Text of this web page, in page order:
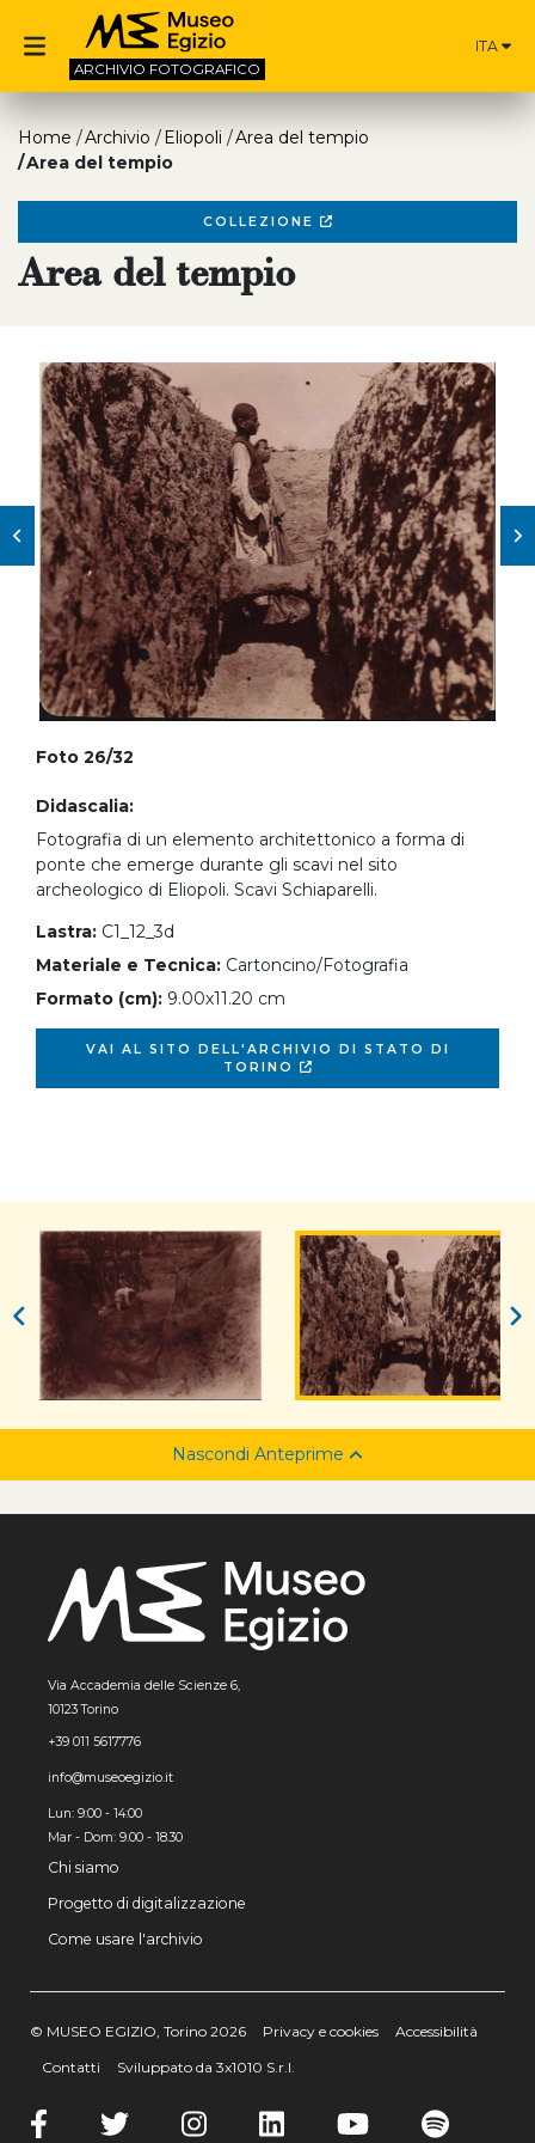
ARCHIVIO FOTOGRAFICO
ITA
Home Archivio Eliopoli
Area del tempio
Area del tempio
COLLEZIONE
Area del tempio
Foto 26/32
Didascalia:
Fotografia di un elemento architettonico a forma di
ponte che emerge durante gli scavi nel sito
archeologico di Eliopoli. Scavi Schiaparelli.
Lastra: C1_12_3d
Materiale e Tecnica: Cartoncino/Fotografia
Formato (cm): 9.00x11.20 cm
VAI AL SITO DELL'ARCHIVIO DI STATO DI
TORINO
Nascondi Anteprime
Via Accademia delle Scienze 6,
10123 Torino
+39 011 5617776
info@museoegizio.it
Lun: 9:00 - 14:00
Mar - Dom: 9.00 - 18.30
Chi siamo
Progetto di digitalizzazione
Come usare l'archivio
© MUSEO EGIZIO, Torino 2026 Privacy e cookies
Accessibilità
Contatti
Sviluppato da 3x1010 S.r.l.